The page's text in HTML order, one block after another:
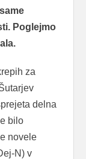
Poglejmo
za
delna
bilo
novele
N) v